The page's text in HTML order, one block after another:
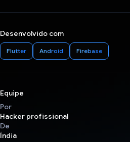
Desenvolvido com
Flutter Android Firebase
Equipe
Por
Hacker profissional
De
Índia